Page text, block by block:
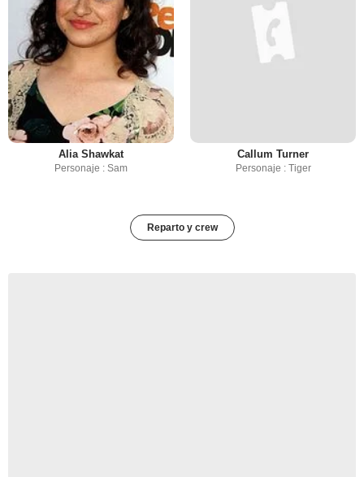
Alia Shawkat
Personaje : Sam
Callum Turner
Personaje : Tiger
Reparto y crew